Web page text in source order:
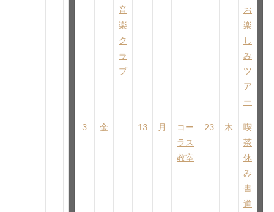
音
楽
ク
ラ
ブ
お
楽
し
み
ツ
ア
ー
3 金 13 月
コー
ラス
教室
23 木
喫
茶
休
み
書
道